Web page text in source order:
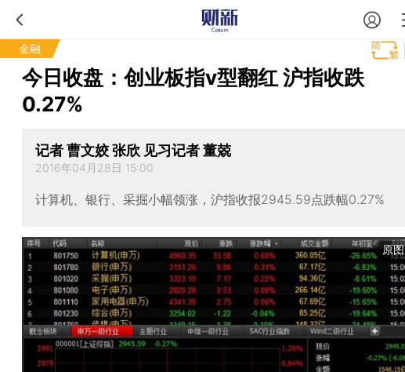
金融
今日收盘：创业板指v型翻红 沪指收跌
0.27%
记者 曹文姣 张欣 见习记者 董兢
2016年04月28日 15:00
计算机、银行、采掘小幅领涨，沪指收报2945.59点跌幅0.27%
原图